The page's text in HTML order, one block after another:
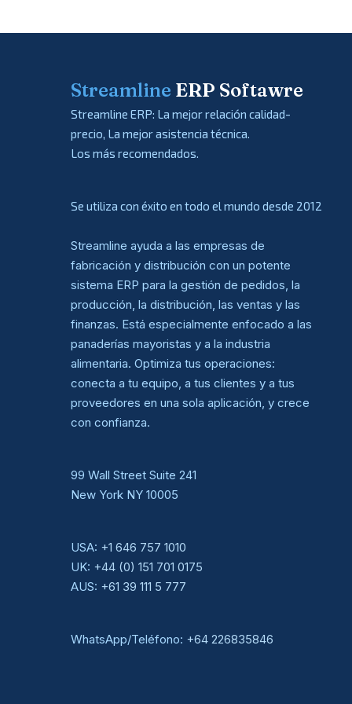
Streamline ERP Softawre
Streamline ERP: La mejor relación calidad-
precio, La mejor asistencia técnica.
Los más recomendados.
Se utiliza con éxito en todo el mundo desde 2012
Streamline ayuda a las empresas de
fabricación y distribución con un potente
sistema ERP para la gestión de pedidos, la
producción, la distribución, las ventas y las
finanzas. Está especialmente enfocado a las
panaderías mayoristas y a la industria
alimentaria. Optimiza tus operaciones:
conecta a tu equipo, a tus clientes y a tus
proveedores en una sola aplicación, y crece
con confianza.
99 Wall Street Suite 241
New York NY 10005
USA: +1 646 757 1010
UK: +44 (0) 151 701 0175
AUS: +61 39 111 5 777
WhatsApp/Teléfono: +64 226835846